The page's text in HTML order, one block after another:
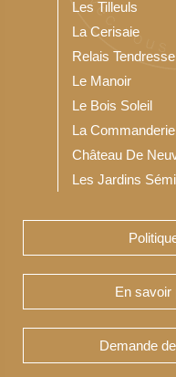
Les Tilleuls
La Cerisaie
Relais Tendresse
Le Manoir
Le Bois Soleil
La Commanderie
Château De
Les Jardins
Notre Résidence
Les Jardins du
En savoir
Demande